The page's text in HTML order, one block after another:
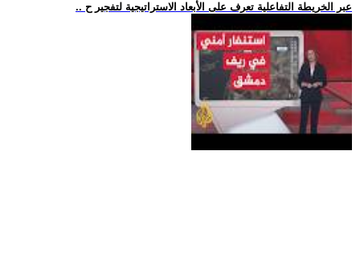
.. عبر الخريطة التفاعلية تعرف على الأبعاد الاستراتيجية لتفجير ح